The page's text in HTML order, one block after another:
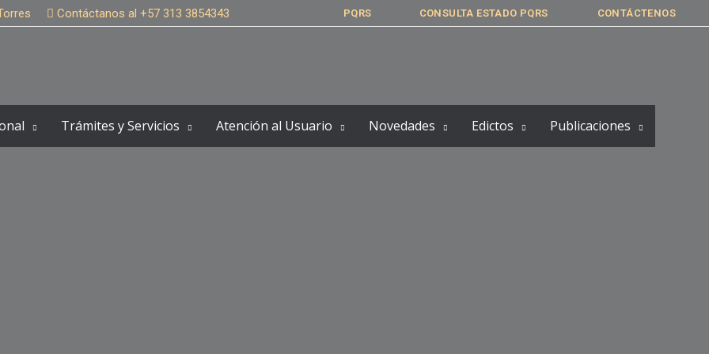
Contáctanos al +57 313 3854343 PQRS CONSULTA ESTADO PQRS CONTÁCTENOS
Trámites y Servicios Atención al Usuario Novedades Edictos Publicaciones